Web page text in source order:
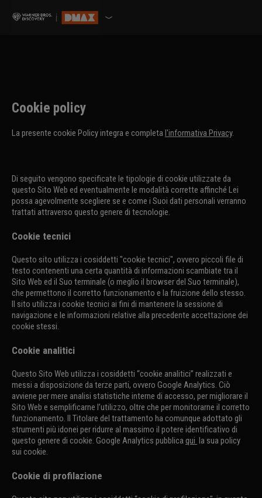
Cookie policy
La presente cookie Policy integra e completa l'informativa Privacy.
Di seguito vengono specificate le tipologie di cookie utilizzate da
questo Sito Web ed eventualmente le modalità corrette affinché Lei
possa agevolmente scegliere se e come i Suoi dati personali verranno
trattati attraverso questo genere di tecnologie.
Cookie tecnici
Questo sito utilizza i cosiddetti "cookie tecnici", ovvero piccoli file di
testo contenenti una certa quantità di informazioni scambiate tra il
Sito Web ed il Suo terminale (o meglio il browser del Suo terminale),
che permettono il corretto funzionamento e la fruizione dello stesso.
Il sito utilizza i cookie tecnici ai fini di mantenere la sessione di
navigazione e le informazioni relative alla precedente accettazione dei
cookie stessi.
Cookie analitici
Questo Sito Web utilizza i cosiddetti “cookie analitici” realizzati e
messi a disposizione da terze parti, ovvero Google Analytics. Ciò
avviene per mere analisi statistiche interne di accesso, per migliorare il
Sito Web e semplificarne l’utilizzo, oltre che per monitorarne il corretto
funzionamento. Il Titolare del trattamento ha comunque adottato gli
strumenti più idonei per ridurre al massimo il potere identificativo di
questo genere di cookie. Google Analytics pubblica qui la sua policy
sui cookie.
Cookie di profilazione